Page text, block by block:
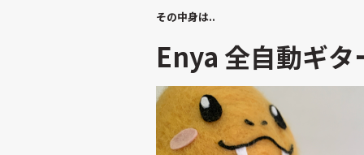
その中身は..
Enya 全自動ギ